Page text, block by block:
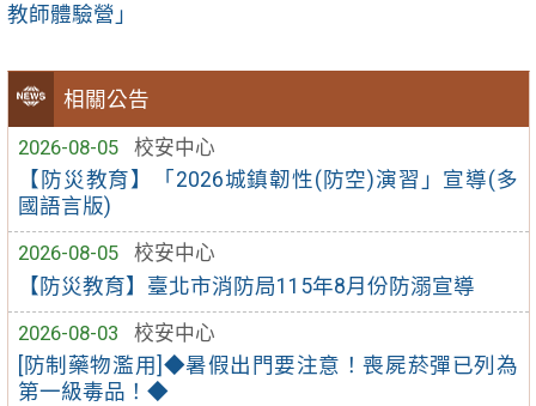
相關公告
2026-08-05
校安中心
【防災教育】「2026城鎮韌性(防空)演習」宣導(多
國語言版)
2026-08-05
校安中心
【防災教育】臺北市消防局115年8月份防溺宣導
2026-08-03
校安中心
[防制藥物濫用]◆暑假出門要注意！喪屍菸彈已列為
第一級毒品！◆
教師體驗營」